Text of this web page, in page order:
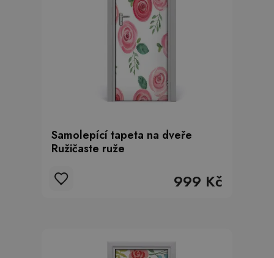
Samolepící tapeta na dveře
Ružičaste ruže
999 Kč